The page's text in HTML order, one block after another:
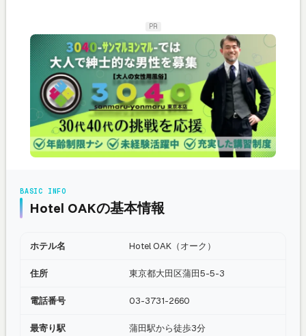
PR
BASIC INFO
Hotel OAKの基本情報
ホテル名 Hotel OAK（オーク）
住所 東京都大田区蒲田5-5-3
電話番号 03-3731-2660
最寄り駅 蒲田駅から徒歩3分